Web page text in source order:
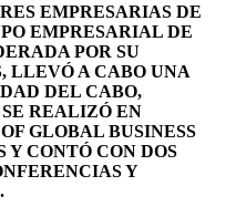
EMPRESARIAS DE
EMPRESARIAL DE
POR SU
LLEVÓ A CABO UNA
DEL CABO,
REALIZÓ EN
GLOBAL BUSINESS
Y CONTÓ CON DOS
Y